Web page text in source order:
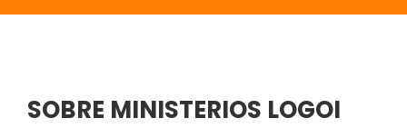
SOBRE MINISTERIOS LOGOI